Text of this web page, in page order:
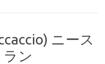
ニース
ン